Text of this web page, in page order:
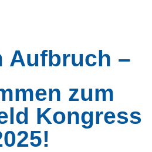
Aufbruch –
zum
Kongress